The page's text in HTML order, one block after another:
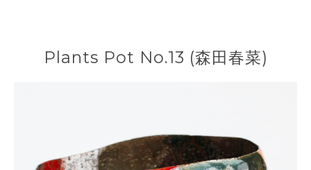
Plants Pot No.13 (森田春菜)